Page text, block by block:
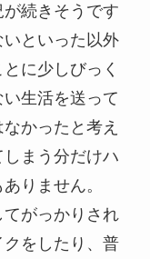
続きそうです
といった以外
に少しびっく
生活を送って
かったと考え
まう分だけハ
りません。
がっかりされ
をしたり、普